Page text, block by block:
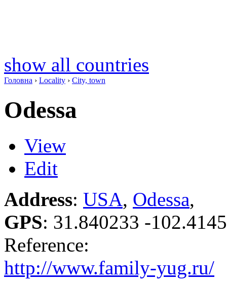
show all countries
Головна › Locality › City, town
Odessa
View
Edit
Address: USA, Odessa,
GPS: 31.840233 -
Reference:
http://www.family-yug.ru/